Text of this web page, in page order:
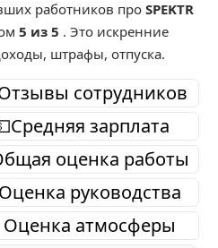
работников проSPEKTR
5 из 5 . Это искренние
штрафы, отпуска.
сотрудников
зарплата
оценка работы
Оценка руководства
Оценка атмосферы